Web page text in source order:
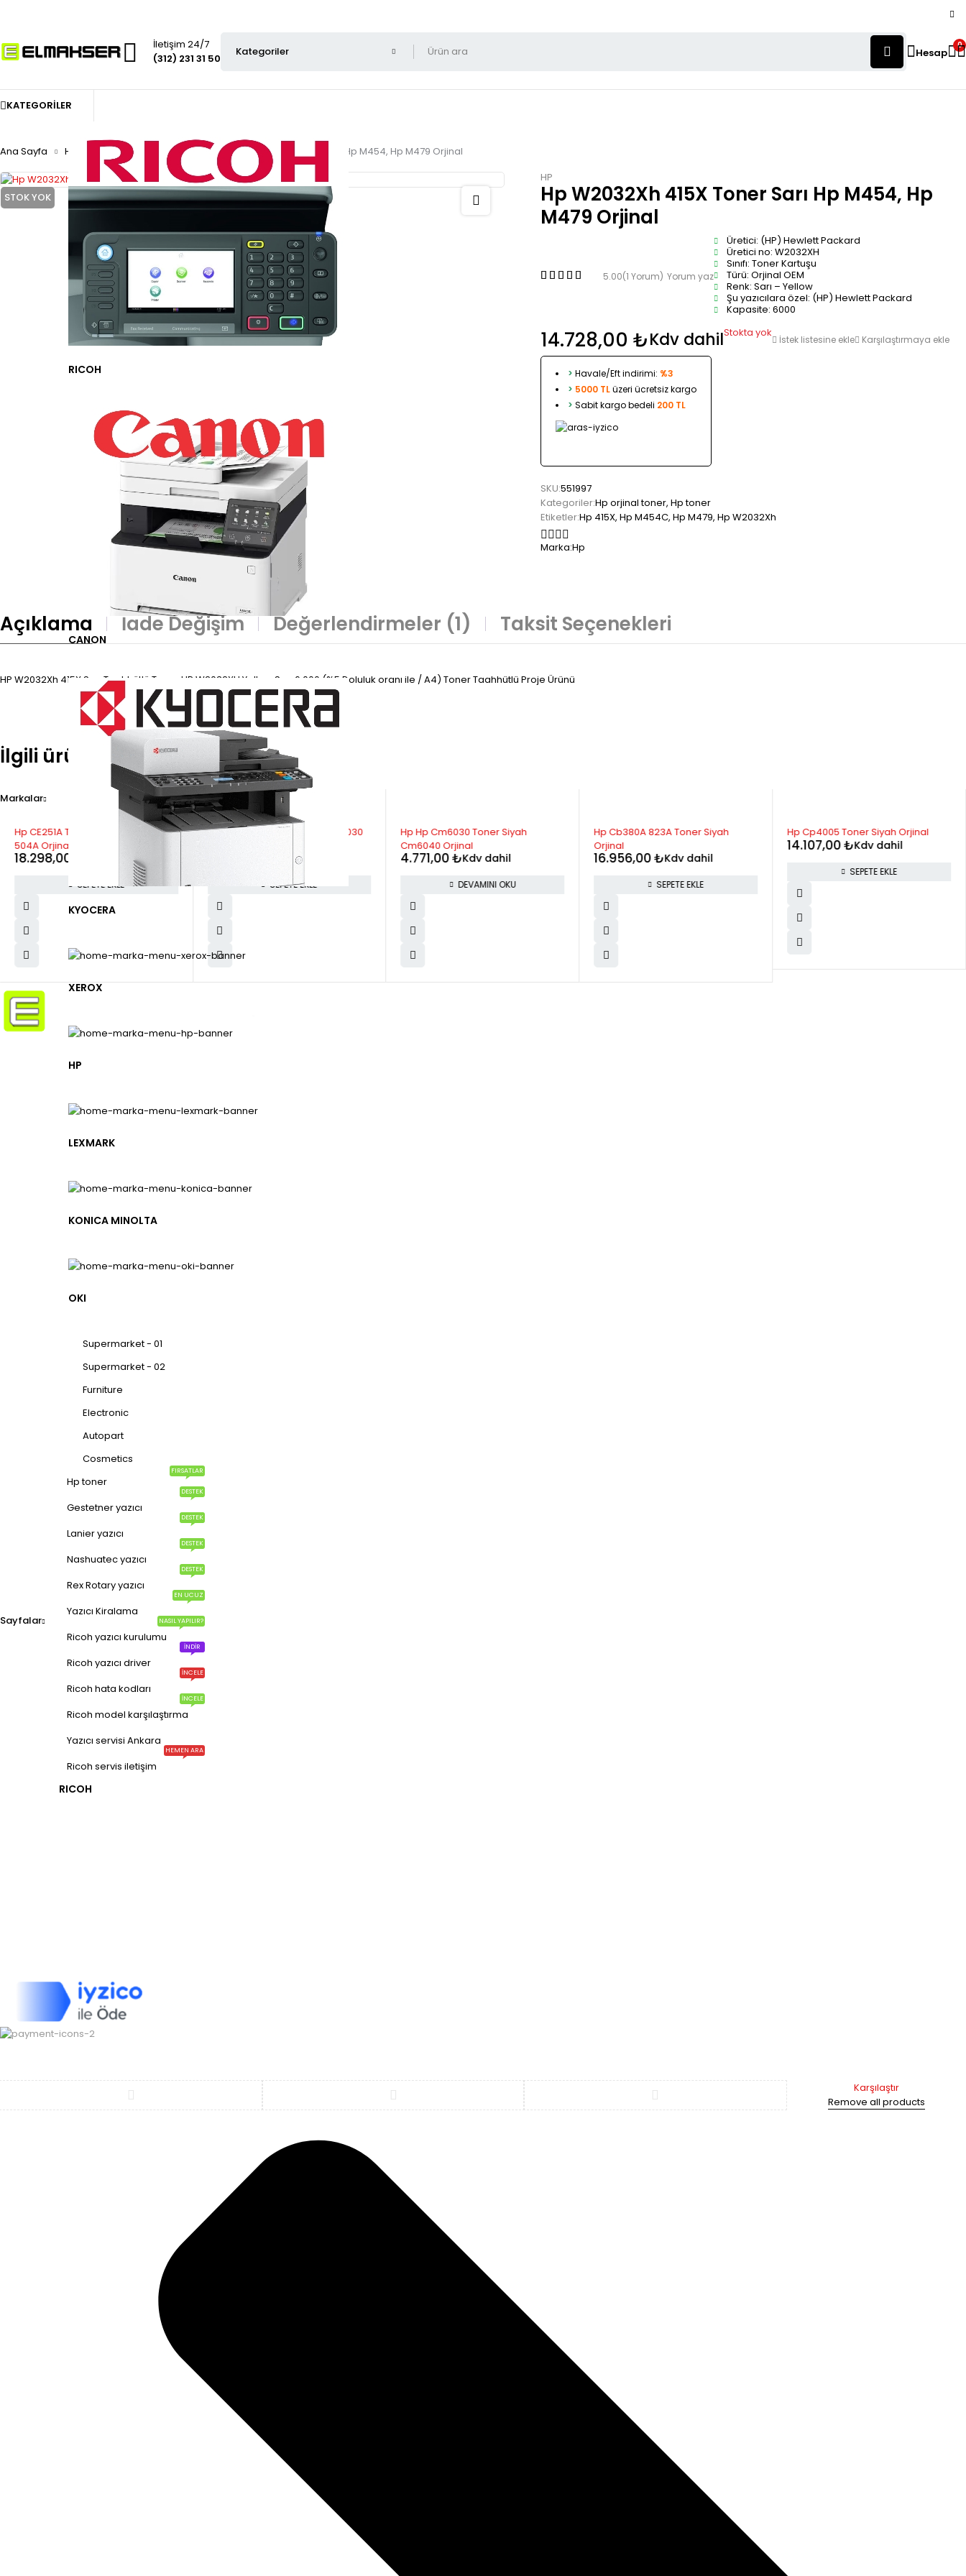
İletişim 24/7
(312) 231 31 50
Hesap
0
KATEGORILER
Markalar
RICOH
CANON
KYOCERA
XEROX
HP
LEXMARK
KONICA MINOLTA
OKI
Supermarket - 01
Supermarket - 02
Furniture
Electronic
Autopart
Cosmetics
Sayfalar
Hp toner
FIRSATLAR
Gestetner yazıcı
DESTEK
Lanier yazıcı
DESTEK
Nashuatec yazıcı
DESTEK
Rex Rotary yazıcı
DESTEK
Yazıcı Kiralama
EN UCUZ
Ricoh yazıcı kurulumu
NASIL YAPILIR?
Ricoh yazıcı driver
İNDIR
Ricoh hata kodları
İNCELE
Ricoh model karşılaştırma
İNCELE
Yazıcı servisi Ankara
Ricoh servis iletişim
HEMEN ARA
RICOH
Ana Sayfa Hp toner Hp orjinal toner Hp W2032Xh 415X Toner Sarı Hp M454, Hp M479 Orjinal
STOK YOK
HP
Hp W2032Xh 415X Toner Sarı Hp M454, Hp
M479 Orjinal
5.00(1 Yorum) Yorum yaz
Üretici: (HP) Hewlett Packard
Üretici no: W2032XH
Sınıfı: Toner Kartuşu
Türü: Orjinal OEM
Renk: Sarı – Yellow
Şu yazıcılara özel: (HP) Hewlett Packard
Kapasite: 6000
14.728,00 ₺Kdv dahilStokta yok
İstek listesine ekle Karşılaştırmaya ekle
> Havale/Eft indirimi: %3
> 5000 TLüzeri ücretsiz kargo
> Sabit kargo bedeli 200 TL
SKU:551997
Kategoriler:Hp orjinal toner, Hp toner
Etiketler:Hp 415X, Hp M454C, Hp M479, Hp W2032Xh
Marka:Hp
Açıklama İade Değişim Değerlendirmeler (1) Taksit Seçenekleri
HP W2032Xh 415X Sarı Taahhütlü Toner HP W2032XH Yellow Sarı 6.000 (%5 Doluluk oranı ile / A4) Toner Taahhütlü Proje Ürünü
İlgili ürünler
Hp CE251A Toner Mavi Hp Cp3525
504A Orjinal
18.298,00
SEPETE EKLE
Hp Cp6015 Toner Sarı Hp Cm6030
Kdv dahil
SEPETE EKLE
STOK YOK
Hp Hp Cm6030 Toner Siyah
Cm6040 Orjinal
4.771,00₺Kdv dahil
DEVAMINI OKU
Hp Cb380A 823A Toner Siyah
Orjinal
16.956,00₺Kdv dahil
SEPETE EKLE
Hp Cp4005 Toner Siyah Orjinal
14.107,00₺Kdv dahil
SEPETE EKLE
info@elmakser.com
Ricoh teknik servis
Hp yazıcı servisi
Yazıcı kiralama Ankara
Mesafeli satış sözleşmesi
Nakliye Politikası
Yeni üyelik
Haber bülteni
Aradığınızı bulamadınız mı?
Karşılaştır
Remove all products